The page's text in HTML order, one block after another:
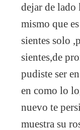
dejar de lado
mismo que
sientes solo
sientes,de
pudiste ser
en como lo
nuevo te
muestra su